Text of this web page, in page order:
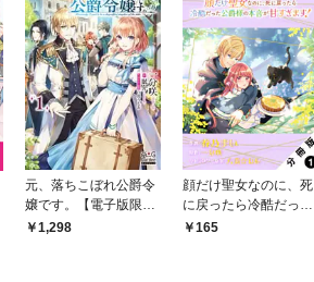
元、落ちこぼれ公爵令
嬢です。【電子版限定
書き下ろしSS付】 1巻
1,298
顔だけ聖女なのに、死
に戻ったら冷酷だった
公爵様の本音が甘すぎ
165